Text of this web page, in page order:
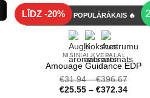
LĪDZ -20%GADA POPULĀRĀKAIS 🔥
NIŠINIAI KVEPALAI
Amouage Guidance EDP
€31.94–€396.67
€25.55– €372.34